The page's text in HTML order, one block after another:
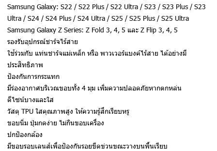
Samsung Galaxy: S22 / S22 Plus / S22 Ultra / S23 / S23 Plus / S23
Ultra / S24 / S24 Plus / S24 Ultra / S25 / S25 Plus / S25 Ultra
Samsung Galaxy Z Series: Z Fold 3, 4, 5 และ Z Flip 3, 4, 5
รองรับอุปกรณ์ชาร์จไร้สาย
ใช้ร่วมกับ แท่นชาร์จแม่เหล็ก หรือ พาวเวอร์แบงค์ไร้สาย ได้อย่างมี
ประสิทธิภาพ
ป้องกันการกระแทก
มีร่องอากาศบริเวณขอบทั้ง 4 มุม เพิ่มความปลอดภัยหากตกหล่น
ดีไซน์บางและใส
วัสดุ TPU ใสคุณภาพสูง ให้ความรู้สึกเรียบหรู
ขอบนิ่ม ปุ่มกดง่าย ไม่กินขอบเครื่อง
ปกป้องกล้อง
มีขอบรอบเลนส์เพื่อป้องกันรอยขีดข่วนขณะวางบนพื้นเรียบ